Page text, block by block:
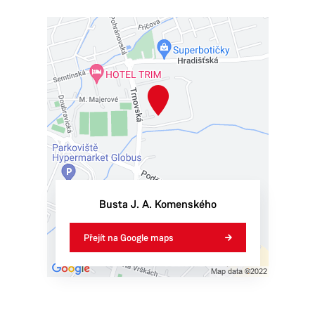
Busta J. A. Komenského
Přejít na Google maps